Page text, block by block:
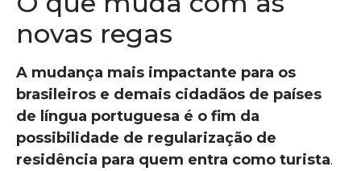
novas regas
A mudança mais impactante para os
brasileiros e demais cidadãos de países
de língua portuguesa é o fim da
possibilidade de regularização de
residência para quem entra como turista.